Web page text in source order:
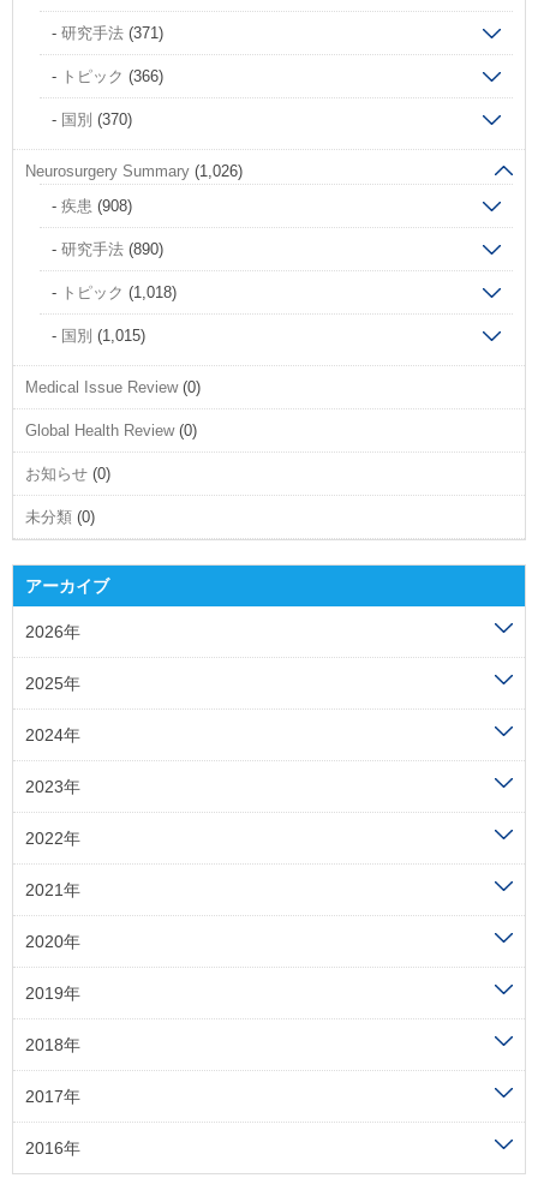
研究手法 (371)
トピック (366)
国別 (370)
Neurosurgery Summary (1,026)
疾患 (908)
研究手法 (890)
トピック (1,018)
国別 (1,015)
Medical Issue Review(0)
Global Health Review(0)
お知らせ (0)
未分類 (0)
アーカイブ
2026年
2025年
2024年
2023年
2022年
2021年
2020年
2019年
2018年
2017年
2016年